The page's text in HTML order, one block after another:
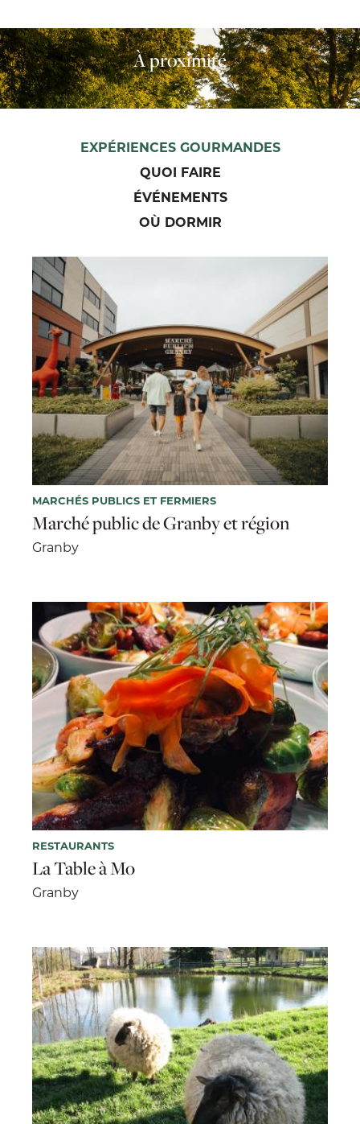
À proximité
EXPÉRIENCES GOURMANDES
QUOI FAIRE
ÉVÉNEMENTS
OÙ DORMIR
MARCHÉS PUBLICS ET FERMIERS
Marché public de Granby et région
Granby
RESTAURANTS
La Table à Mo
Granby